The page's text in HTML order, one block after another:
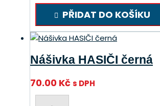
PŘIDAT DO KOŠÍKU
Nášivka HASIČI černá
70.00 Kčs DPH